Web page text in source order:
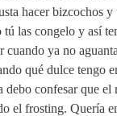
hacer bizcochos
tú las congelo y así
cuando ya no
qué dulce tengo
debo confesar que
el frosting. Quería